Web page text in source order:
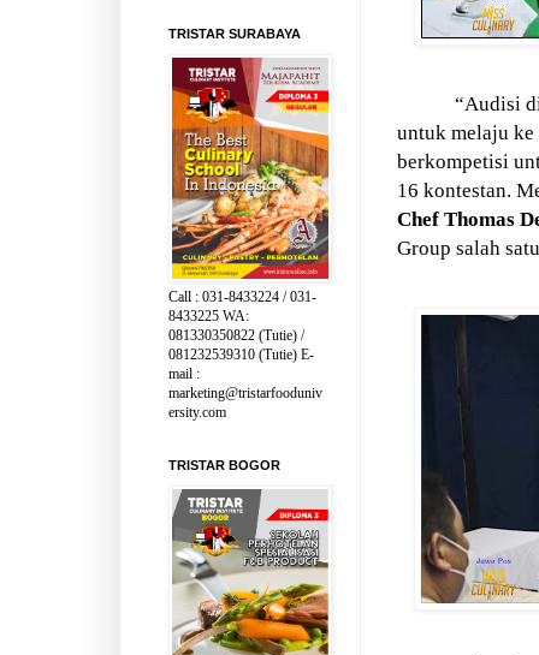
“Audisi
untuk melaju ke
berkompetisi
16 kontestan.
Chef Thomas
Group salah
TRISTAR SURABAYA
Call : 031-8433224 / 031-
8433225 WA:
081330350822 (Tutie) /
081232539310 (Tutie) E-
mail :
marketing@tristarfooduniv
ersity.com
TRISTAR BOGOR